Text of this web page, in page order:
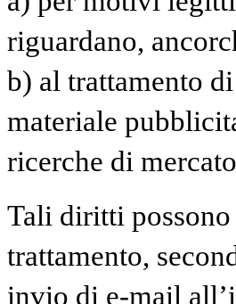
riguardano,
b) al trattamento
materiale
ricerche di
Tali diritti
trattamento,
invio di e-mail